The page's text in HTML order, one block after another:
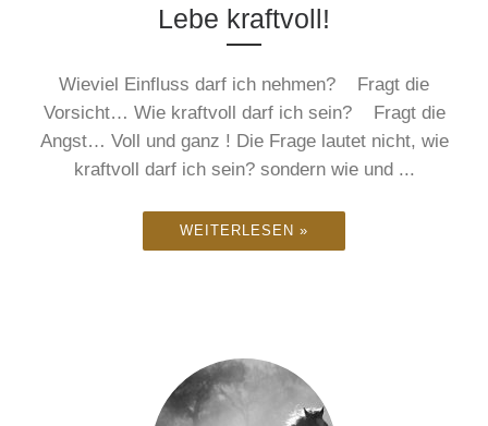
Lebe kraftvoll!
Wieviel Einfluss darf ich nehmen? Fragt die
Vorsicht… Wie kraftvoll darf ich sein? Fragt die
Angst… Voll und ganz ! Die Frage lautet nicht, wie
kraftvoll darf ich sein? sondern wie und ...
WEITERLESEN »